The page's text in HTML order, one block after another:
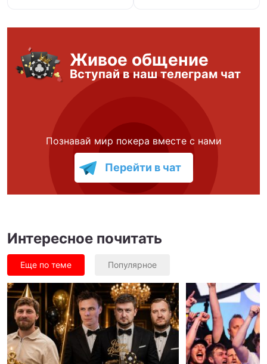
Живое общение
Вступай в наш телеграм чат
Познавай мир покера вместе с нами
Перейти в чат
Интересное почитать
Еще по теме Популярное